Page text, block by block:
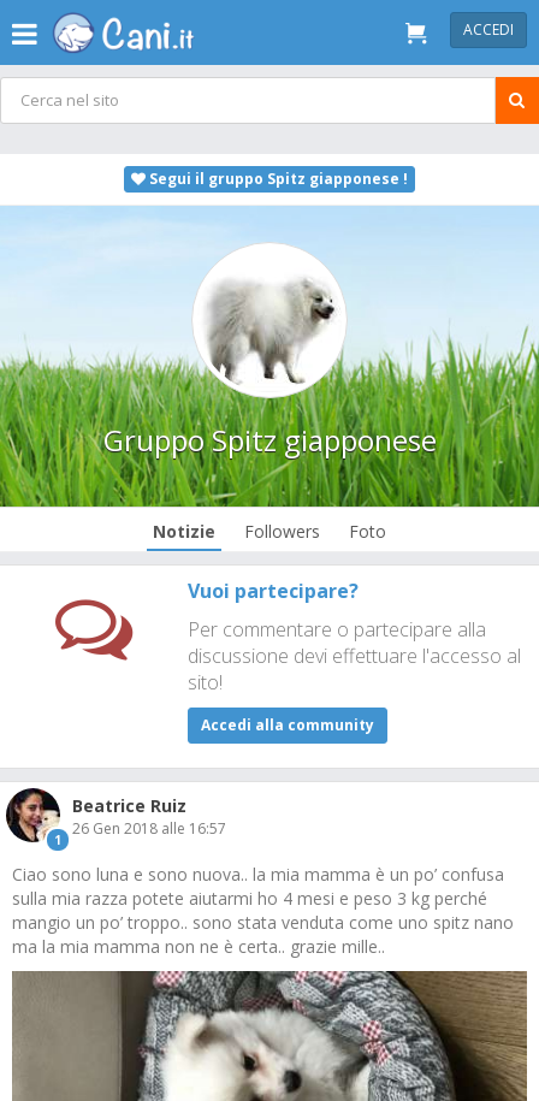
ACCEDI
Segui il gruppo Spitz giapponese !
Gruppo Spitz giapponese
Notizie Followers Foto
Vuoi partecipare?
Per commentare o partecipare alla
discussione devi effettuare l'accesso al
sito!
Accedi alla community
1
Beatrice Ruiz
26 Gen 2018 alle 16:57
Ciao sono luna e sono nuova.. la mia mamma è un po’ confusa
sulla mia razza potete aiutarmi ho 4 mesi e peso 3 kg perché
mangio un po’ troppo.. sono stata venduta come uno spitz nano
ma la mia mamma non ne è certa.. grazie mille..